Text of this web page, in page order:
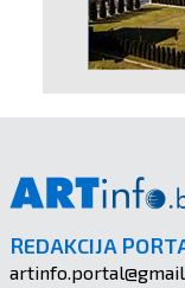
REDAKCIJA